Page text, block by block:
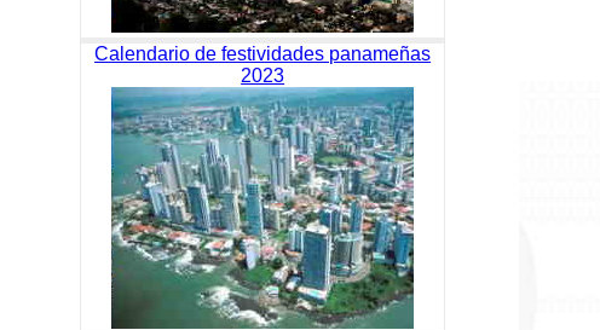
Calendario de festividades panameñas
2023